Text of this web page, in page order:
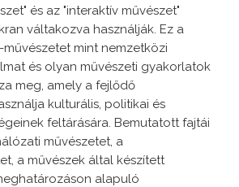
és az "interaktív művészet"
váltakozva használják. Ez a
mint nemzetközi
és olyan művészeti gyakorlatok
meg, amely a fejlődő
kulturális, politikai és
feltárására. Bemutatott fajtái
művészetet, a
a művészek által készített
alapuló